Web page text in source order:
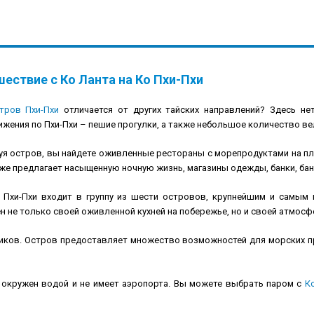
с Ко Ланта на Ко Пхи-Пхи
Пхи-Пхи отличается от других тайских направлений? Здесь
по Пхи-Пхи – пешие прогулки, а также небольшое количество
остров, вы найдете оживленные рестораны с морепродуктами на
предлагает насыщенную ночную жизнь, магазины одежды, банки,
Пхи входит в группу из шести островов, крупнейшим и
не только своей оживленной кухней на побережье, но и своей
Остров предоставляет множество возможностей для морских
водой и не имеет аэропорта. Вы можете выбрать паром с